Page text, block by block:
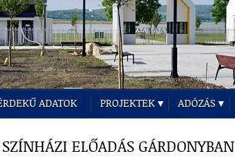
ADATOK PROJEKTEK ADÓZÁS
ELŐADÁS GÁRDONYBAN